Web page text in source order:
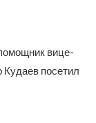
вице-
Кудаев посетил